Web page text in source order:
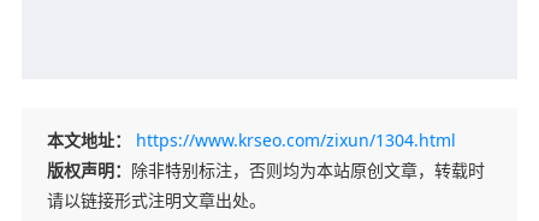
本文地址：
https://www.krseo.com/zixun/1304.html
版权声明： 除非特别标注，否则均为本站原创文章，转载时
请以链接形式注明文章出处。